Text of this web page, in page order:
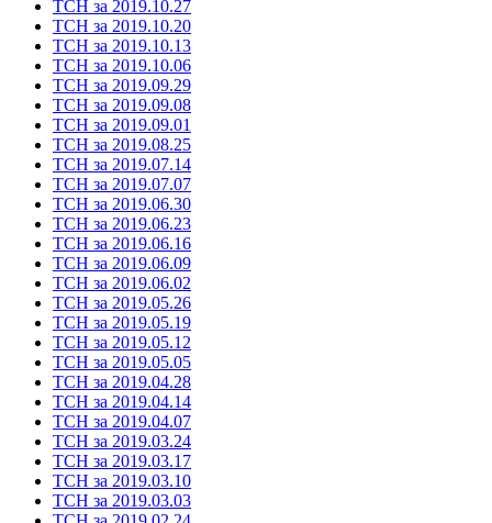
ТСН за 2019.10.27
ТСН за 2019.10.20
ТСН за 2019.10.13
ТСН за 2019.10.06
ТСН за 2019.09.29
ТСН за 2019.09.08
ТСН за 2019.09.01
ТСН за 2019.08.25
ТСН за 2019.07.14
ТСН за 2019.07.07
ТСН за 2019.06.30
ТСН за 2019.06.23
ТСН за 2019.06.16
ТСН за 2019.06.09
ТСН за 2019.06.02
ТСН за 2019.05.26
ТСН за 2019.05.19
ТСН за 2019.05.12
ТСН за 2019.05.05
ТСН за 2019.04.28
ТСН за 2019.04.14
ТСН за 2019.04.07
ТСН за 2019.03.24
ТСН за 2019.03.17
ТСН за 2019.03.10
ТСН за 2019.03.03